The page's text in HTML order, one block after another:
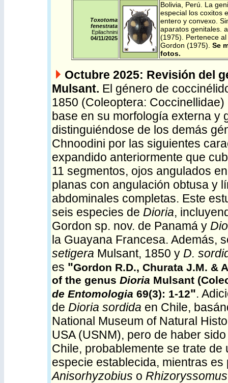
Toxotoma
fenestrata
Epilachnini
04/11/2025
Bolivia Perú
La
especial los coxitos
entero y convexo.
aparatos genitales.
(1975). Pertenece
Gordon (1975). Se
fotos.
Octubre 2025: Revisión del
Mulsant. El género de
1850 (Coleoptera:
base en su morfología externa y
distinguiéndose de los demás
Chnoodini por las siguientes
expandido anteriormente que
11 segmentos, ojos angulados
planas con angulación obtusa y
abdominales completas. Este
seis especies de Dioria,
Gordon sp. nov. de Panamá y
la Guayana Francesa. Además,
setigera Mulsant, 1850 y D.
es "Gordon R.D., Churata J.M. &
of the genus Dioria Mulsant
de Entomologia 69(3): 1-12".
de Dioria sordida en Chile,
National Museum of Natural
USA (USNM), pero de haber
Chile, probablemente se trate
especie establecida, mientras
Anisorhyzobius o Rhizoryssomus